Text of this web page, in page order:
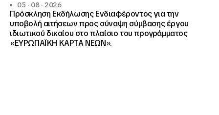
05 · 08 · 2026
Πρόσκληση Εκδήλωσης Ενδιαφέροντος για την
υποβολή αιτήσεων προς σύναψη σύμβασης έργου
ιδιωτικού δικαίου στο πλαίσιο του προγράμματος
«ΕΥΡΩΠΑΪΚΗ ΚΑΡΤΑ ΝΕΩΝ».